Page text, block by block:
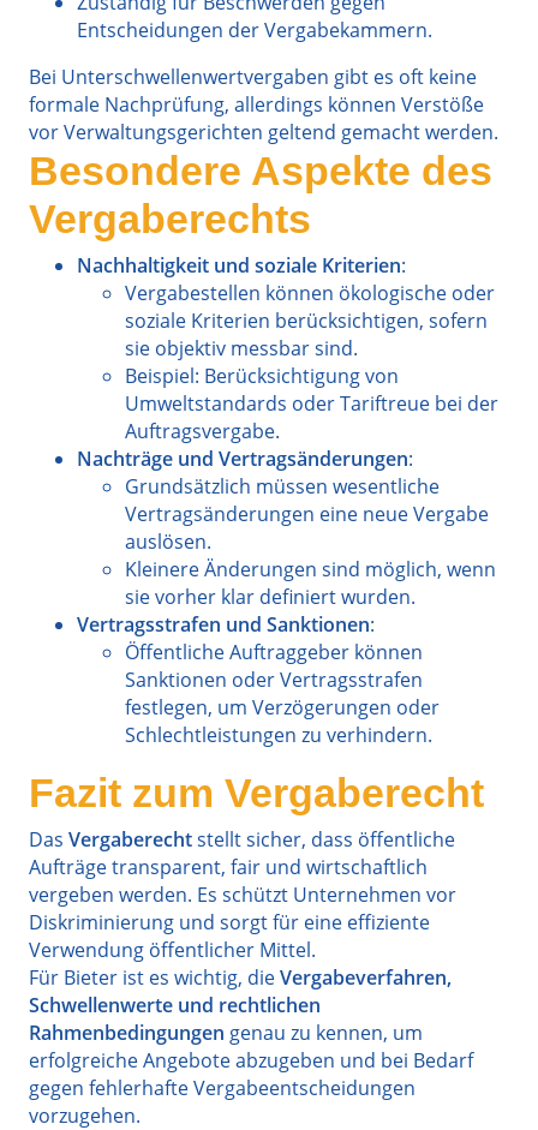
Entscheidungen der Vergabekammern.
Bei Unterschwellenwertvergaben gibt es oft keine
formale Nachprüfung, allerdings können Verstöße
vor Verwaltungsgerichten geltend gemacht werden.
Besondere Aspekte des
Vergaberechts
Nachhaltigkeit und soziale Kriterien:
Vergabestellen können ökologische oder
soziale Kriterien berücksichtigen, sofern
sie objektiv messbar sind.
Beispiel: Berücksichtigung von
Umweltstandards oder Tariftreue bei der
Auftragsvergabe.
Nachträge und Vertragsänderungen:
Grundsätzlich müssen wesentliche
Vertragsänderungen eine neue Vergabe
auslösen.
Kleinere Änderungen sind möglich, wenn
sie vorher klar definiert wurden.
Vertragsstrafen und Sanktionen:
Öffentliche Auftraggeber können
Sanktionen oder Vertragsstrafen
festlegen, um Verzögerungen oder
Schlechtleistungen zu verhindern.
Fazit zum Vergaberecht
Das Vergaberechtstellt sicher, dass öffentliche
Aufträge transparent, fair und wirtschaftlich
vergeben werden. Es schützt Unternehmen vor
Diskriminierung und sorgt für eine effiziente
Verwendung öffentlicher Mittel.
Für Bieter ist es wichtig, dieVergabeverfahren,
Schwellenwerte und rechtlichen
Rahmenbedingungen genau zu kennen, um
erfolgreiche Angebote abzugeben und bei Bedarf
gegen fehlerhafte Vergabeentscheidungen
vorzugehen.